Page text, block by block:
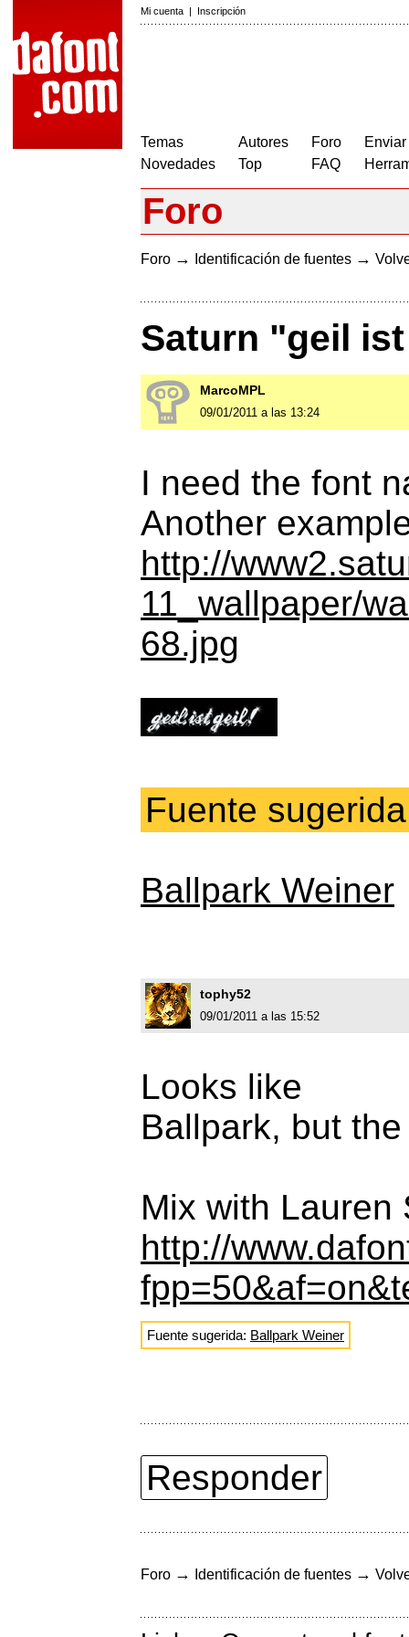
Mi cuenta | Inscripción
Temas
Novedades
Autores
Top
Foro
FAQ
Foro
Foro → Identificación de fuentes →
Saturn "geil
MarcoMPL
09/01/2011 a las 13:24
I need the font
Another
http://
11_wallpaper/
68.jpg
Fuente sugerida
Ballpark Weiner
tophy52
09/01/2011 a las 15:52
Looks like
Ballpark, but
Mix with Lauren
http://
Fuente sugerida: Ballpark Weiner
Responder
Foro → Identificación de fuentes →